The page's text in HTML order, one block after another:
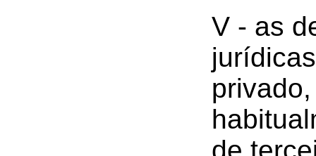
V - as